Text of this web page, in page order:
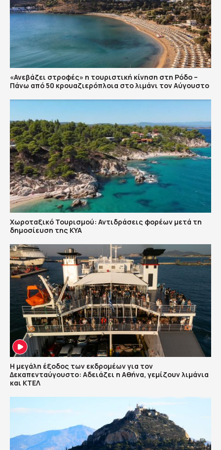
«Ανεβάζει στροφές» η τουριστική κίνηση στη Ρόδο –
Πάνω από 50 κρουαζιερόπλοια στο λιμάνι τον Αύγουστο
Χωροταξικό Τουρισμού: Αντιδράσεις φορέων μετά τη
δημοσίευση της ΚΥΑ
Η μεγάλη έξοδος των εκδρομέων για τον
Δεκαπενταύγουστο: Αδειάζει η Αθήνα, γεμίζουν λιμάνια
και ΚΤΕΛ